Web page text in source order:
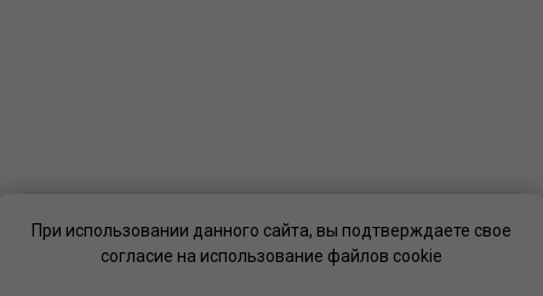
При использовании данного сайта, вы подтверждаете свое
согласие на использование файлов cookie